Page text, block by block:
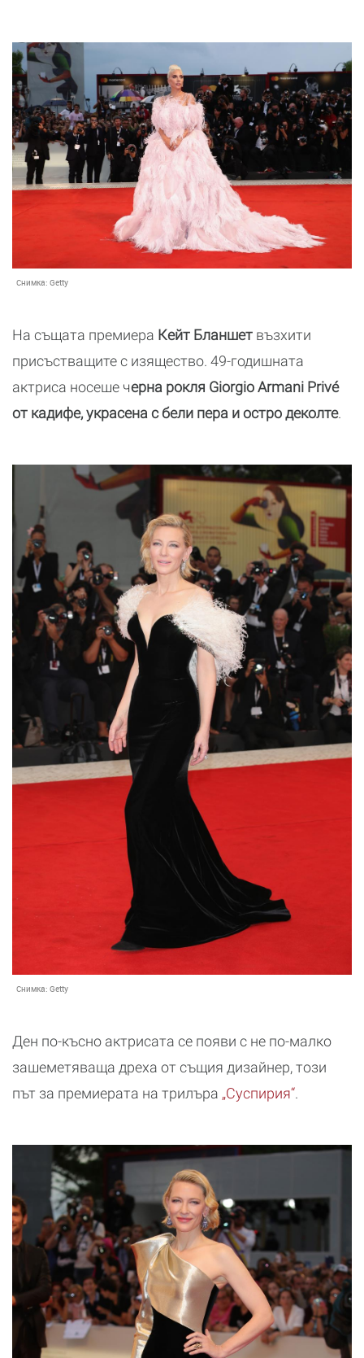
Снимка: Getty
На същата премиера Кейт Бланшет възхити
присъстващите с изящество. 49-годишната
актриса носеше черна рокля Giorgio Armani Privé
от кадифе, украсена с бели пера и остро деколте.
Снимка: Getty
Ден по-късно актрисата се появи с не по-малко
зашеметяваща дреха от същия дизайнер, този
път за премиерата на трилъра „Суспирия“.